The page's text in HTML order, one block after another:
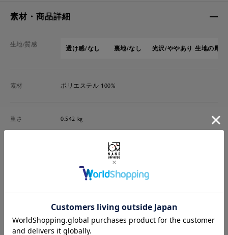
素材・商品詳細
生地/質感
透け感/なし 裏地/なし 光沢/ややあり 生地の厚
素材 ポリエステル 100%
重さ 0.542 kg
洗濯表示